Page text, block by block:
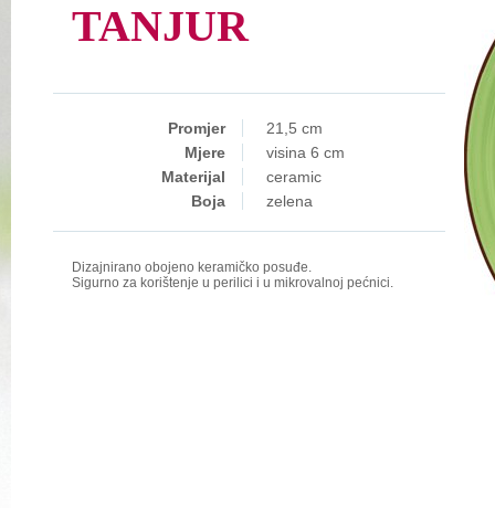
TANJUR
Promjer
21,5 cm
Mjere
visina 6 cm
Materijal
ceramic
Boja
zelena
Dizajnirano obojeno keramičko posuđe.
Sigurno za korištenje u perilici i u mikrovalnoj pećnici.